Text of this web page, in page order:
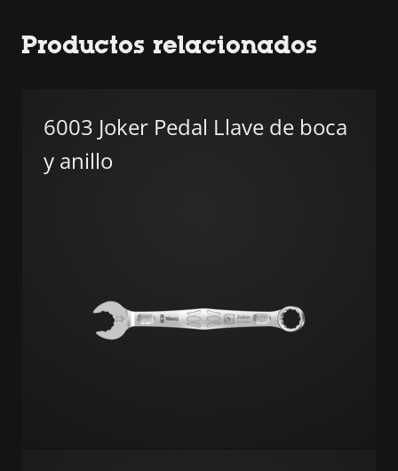
Productos relacionados
6003 Joker Pedal Llave de boca
y anillo